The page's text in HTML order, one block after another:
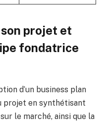
projet et
fondatrice
d’un business plan
projet en synthétisant
le marché, ainsi que la